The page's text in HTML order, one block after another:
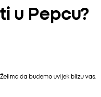
u Pepcu?
da budemo uvijek blizu vas.